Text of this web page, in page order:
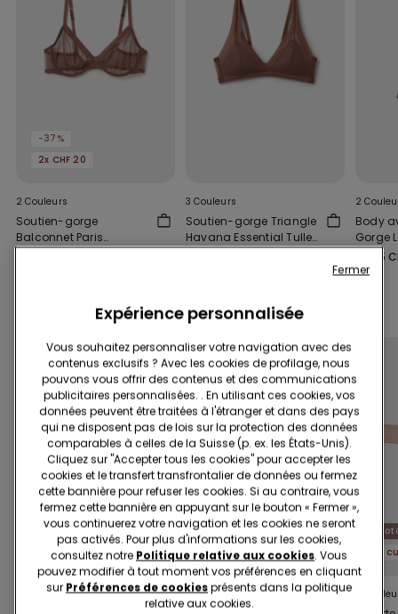
-37%
2x CHF 20
2 Couleurs
Soutien-gorge
Balconnet Paris
Essential Tulle
3 Couleurs
Soutien-gorge Triangle
Havana Essential Tulle
Légèrement Rembourré
2
Body
Gorge
Tulle
38.95
Compléter la promotion 5 culottes x CHF 29.90
Coton biologique
5 culottes x CHF 29.90
9 Couleurs
Coton biologique
5 culottes x CHF 29.90
9 Couleurs 9
Expérience personnalisée
Vous souhaitez personnaliser votre navigation avec des
contenus exclusifs ? Avec les cookies de profilage, nous
pouvons vous offrir des contenus et des communications
publicitaires personnalisées. . En utilisant ces cookies, vos
données peuvent être traitées à l'étranger et dans des pays
qui ne disposent pas de lois sur la protection des données
comparables à celles de la Suisse (p. ex. les États-Unis).
Cliquez sur "Accepter tous les cookies" pour accepter les
cookies et le transfert transfrontalier de données ou fermez
cette bannière pour refuser les cookies. Si au contraire, vous
fermez cette bannière en appuyant sur le bouton « Fermer »,
vous continuerez votre navigation et les cookies ne seront
pas activés. Pour plus d'informations sur les cookies,
consultez notre Politique relative aux cookies. Vous
pouvez modifier à tout moment vos préférences en cliquant
sur Préférences de cookiesprésents dans la politique
relative aux cookies.
Fermer